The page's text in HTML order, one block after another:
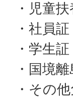
・児童
・社員証
・学生証
・国境
・その